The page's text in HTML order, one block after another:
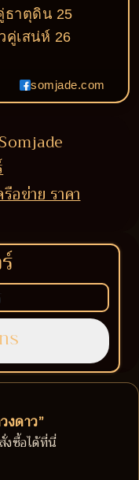
ธาตุดิน 25
คู่เสน่ห์ 26
somjade.com
อข่าย ราคา
ดาว”
งซื้อได้ที่นี่